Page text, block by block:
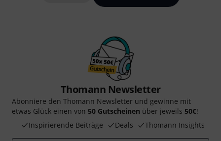
Thomann Newsletter
Abonniere den Thomann Newsletter und gewinne mit
etwas Glück einen von 50 Gutscheinen über jeweils 50€!
Inspirierende Beiträge
Deals Thomann Insights